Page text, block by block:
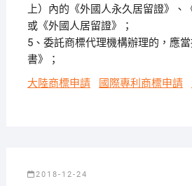
上）內的《外國人永久居留證》、
或《外國人居留證》；
5、委託商標代理機構辦理的，應
書》；
大陸商標申請
國際專利商標申請
2018-12-24